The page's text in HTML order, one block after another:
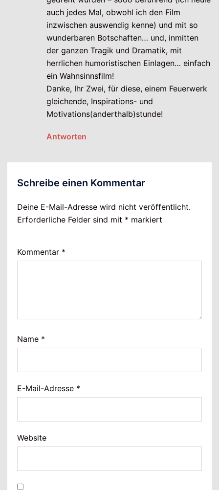
auch jedes Mal, obwohl ich den Film
inzwischen auswendig kenne) und mit so
wunderbaren Botschaften… und, inmitten
der ganzen Tragik und Dramatik, mit
herrlichen humoristischen Einlagen… einfach
ein Wahnsinnsfilm!
Danke, Ihr Zwei, für diese, einem Feuerwerk
gleichende, Inspirations- und
Motivations(anderthalb)stunde!
Antworten
Schreibe einen Kommentar
Deine E-Mail-Adresse wird nicht veröffentlicht.
Erforderliche Felder sind mit * markiert
Kommentar *
Name *
E-Mail-Adresse *
Website